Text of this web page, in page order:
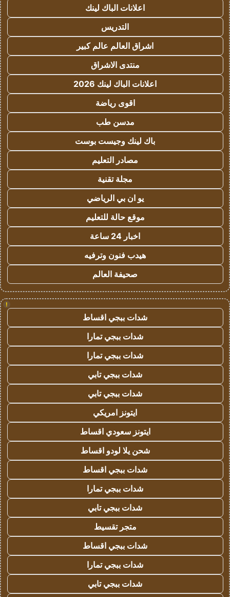
اعلانات الباك لينك
التدريس
اشراق العالم عالم كبير
منتدى الاشراق
اعلانات الباك لينك 2026
اقوى رياضة
مدسن طب
باك لينك وجيست بوست
مصادر التعليم
مجلة تقنية
يو ان بي الرياضي
موقع حالة للتعليم
اخبار 24 ساعة
هيدب فنون وترفيه
صحيفة العالم
!
شدات ببجي اقساط
شدات ببجي تمارا
شدات ببجي تمارا
شدات ببجي تابي
شدات ببجي تابي
ايتونز امريكي
ايتونز سعودي اقساط
شحن يلا لودو اقساط
شدات ببجي اقساط
شدات ببجي تمارا
شدات ببجي تابي
متجر تقسيط
شدات ببجي اقساط
شدات ببجي تمارا
شدات ببجي تابي